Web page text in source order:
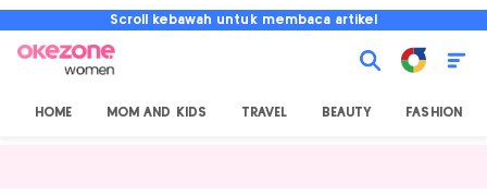
Scroll kebawah untuk membaca artikel
HOME MOM AND KIDS TRAVEL BEAUTY FASHION